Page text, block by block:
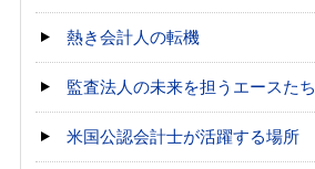
熱き会計人の転機
監査法人の未来を担うエースたち
米国公認会計士が活躍する場所